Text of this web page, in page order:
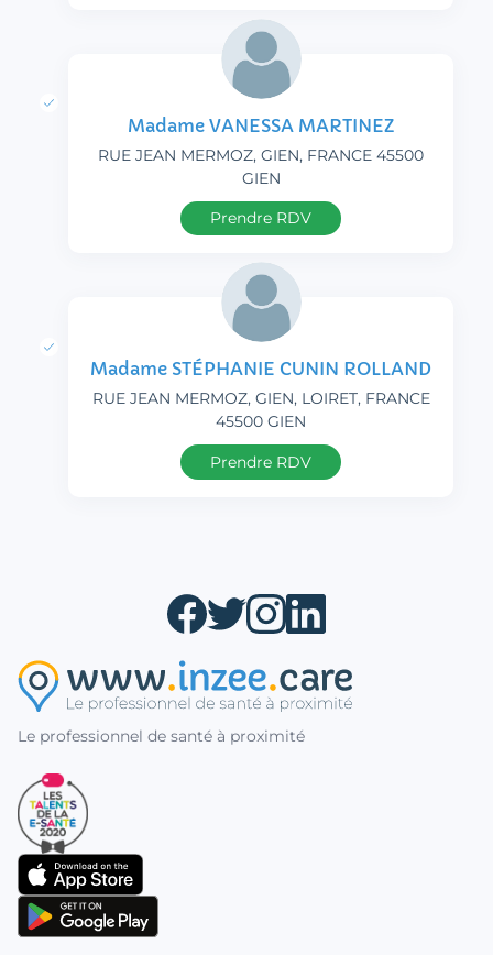
Madame VANESSA MARTINEZ
RUE JEAN MERMOZ, GIEN, FRANCE 45500
GIEN
Prendre RDV
Madame STÉPHANIE CUNIN ROLLAND
RUE JEAN MERMOZ, GIEN, LOIRET, FRANCE
45500 GIEN
Prendre RDV
Le professionnel de santé à proximité